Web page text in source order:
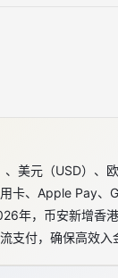
美元（USD）、
卡、Apple Pay
年，币安新增香
支付，确保高效入